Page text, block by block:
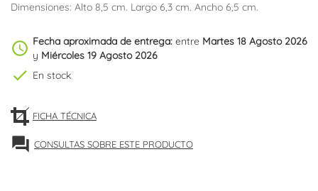
Dimensiones: Alto 8,5 cm. Largo 6,3 cm. Ancho 6,5 cm.
schedule Fecha aproximada de entrega: entre Martes 18 Agosto 2026
y Miércoles 19 Agosto 2026
check En stock
FICHA TÉCNICA
forum CONSULTAS SOBRE ESTE PRODUCTO